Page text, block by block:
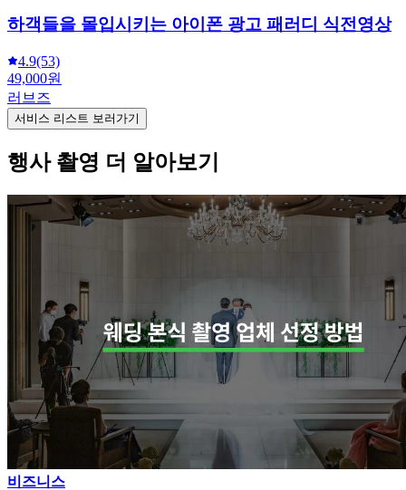
하객들을 몰입시키는 아이폰 광고 패러디 식전영상
4.9(53)
49,000원
러브즈
서비스 리스트 보러가기
행사 촬영 더 알아보기
비즈니스